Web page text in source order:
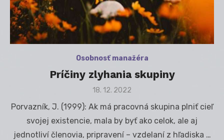
Osobnosť manažéra
Príčiny zlyhania skupiny
Posted
18. 12. 2022
Porvazník, J. (1999): Ak má pracovná skupina plniť cieľ
svojej existencie, mala by byť ako celok, ale aj
jednotliví členovia, pripravení – vzdelaní z hľadiska …